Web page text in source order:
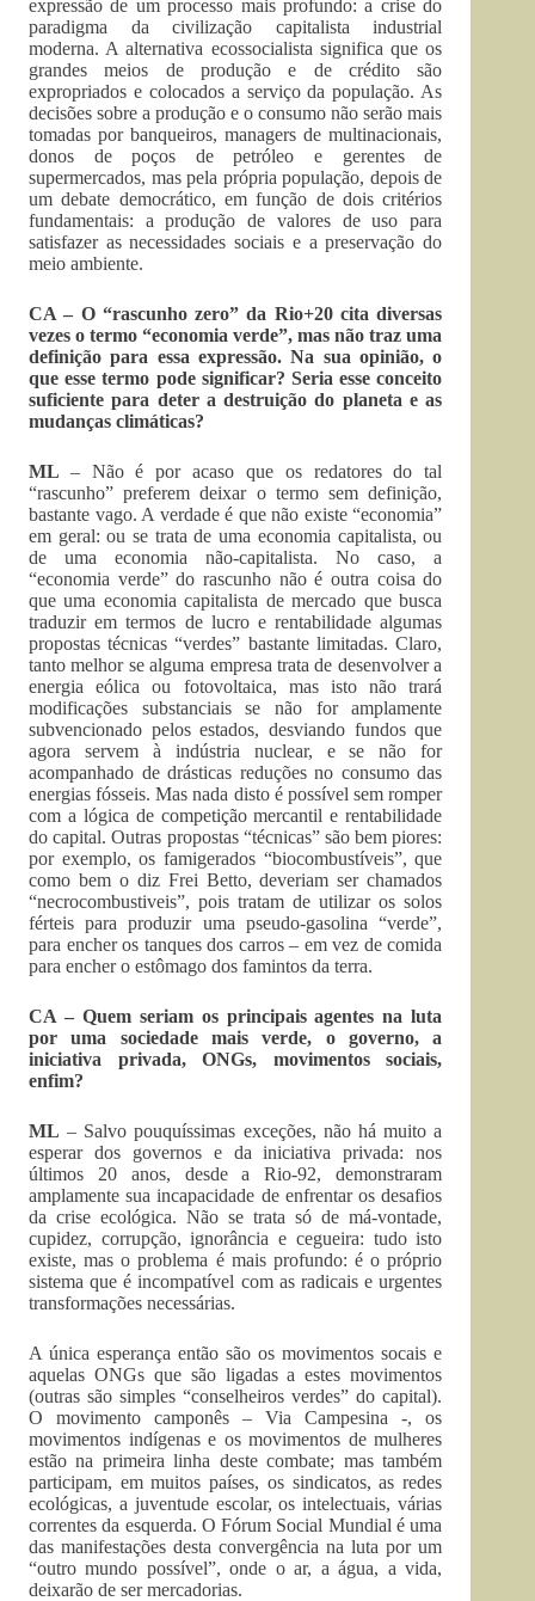
expressão de um processo mais profundo: a crise do
paradigma da civilização capitalista industrial
moderna. A alternativa ecossocialista significa que os
grandes meios de produção e de crédito são
expropriados e colocados a serviço da população. As
decisões sobre a produção e o consumo não serão mais
tomadas por banqueiros, managers de multinacionais,
donos de poços de petróleo e gerentes de
supermercados, mas pela própria população, depois de
um debate democrático, em função de dois critérios
fundamentais: a produção de valores de uso para
satisfazer as necessidades sociais e a preservação do
meio ambiente.
CA – O “rascunho zero” da Rio+20 cita diversas
vezes o termo “economia verde”, mas não traz uma
definição para essa expressão. Na sua opinião, o
que esse termo pode significar? Seria esse conceito
suficiente para deter a destruição do planeta e as
mudanças climáticas?
ML – Não é por acaso que os redatores do tal
“rascunho” preferem deixar o termo sem definição,
bastante vago. A verdade é que não existe “economia”
em geral: ou se trata de uma economia capitalista, ou
de uma economia não-capitalista. No caso, a
“economia verde” do rascunho não é outra coisa do
que uma economia capitalista de mercado que busca
traduzir em termos de lucro e rentabilidade algumas
propostas técnicas “verdes” bastante limitadas. Claro,
tanto melhor se alguma empresa trata de desenvolver a
energia eólica ou fotovoltaica, mas isto não trará
modificações substanciais se não for amplamente
subvencionado pelos estados, desviando fundos que
agora servem à indústria nuclear, e se não for
acompanhado de drásticas reduções no consumo das
energias fósseis. Mas nada disto é possível sem romper
com a lógica de competição mercantil e rentabilidade
do capital. Outras propostas “técnicas” são bem piores:
por exemplo, os famigerados “biocombustíveis”, que
como bem o diz Frei Betto, deveriam ser chamados
“necrocombustiveis”, pois tratam de utilizar os solos
férteis para produzir uma pseudo-gasolina “verde”,
para encher os tanques dos carros – em vez de comida
para encher o estômago dos famintos da terra.
CA – Quem seriam os principais agentes na luta
por uma sociedade mais verde, o governo, a
iniciativa privada, ONGs, movimentos sociais,
enfim?
ML – Salvo pouquíssimas exceções, não há muito a
esperar dos governos e da iniciativa privada: nos
últimos 20 anos, desde a Rio-92, demonstraram
amplamente sua incapacidade de enfrentar os desafios
da crise ecológica. Não se trata só de má-vontade,
cupidez, corrupção, ignorância e cegueira: tudo isto
existe, mas o problema é mais profundo: é o próprio
sistema que é incompatível com as radicais e urgentes
transformações necessárias.
A única esperança então são os movimentos socais e
aquelas ONGs que são ligadas a estes movimentos
(outras são simples “conselheiros verdes” do capital).
O movimento camponês – Via Campesina -, os
movimentos indígenas e os movimentos de mulheres
estão na primeira linha deste combate; mas também
participam, em muitos países, os sindicatos, as redes
ecológicas, a juventude escolar, os intelectuais, várias
correntes da esquerda. O Fórum Social Mundial é uma
das manifestações desta convergência na luta por um
“outro mundo possível”, onde o ar, a água, a vida,
deixarão de ser mercadorias.